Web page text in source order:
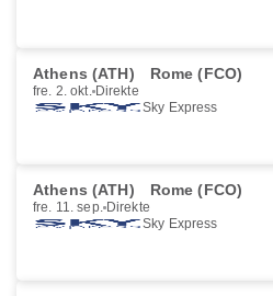
Athens (ATH) Rome (FCO)
fre. 2. okt. Direkte
Sky Express
Athens (ATH) Rome (FCO)
fre. 11. sep. Direkte
Sky Express